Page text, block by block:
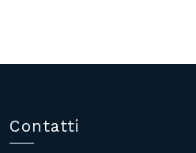
Contatti